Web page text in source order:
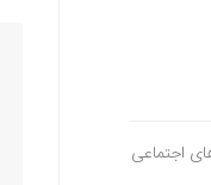
اجتماعی